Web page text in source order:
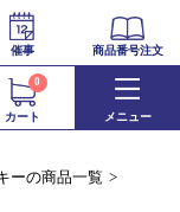
催事 商品番号注文
カート
0
メニュー
ーの商品一覧